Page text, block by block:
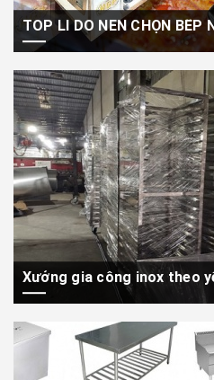
“quốc dân”...
Xưởng gia công inox theo
TPHCM? Hãy đến...